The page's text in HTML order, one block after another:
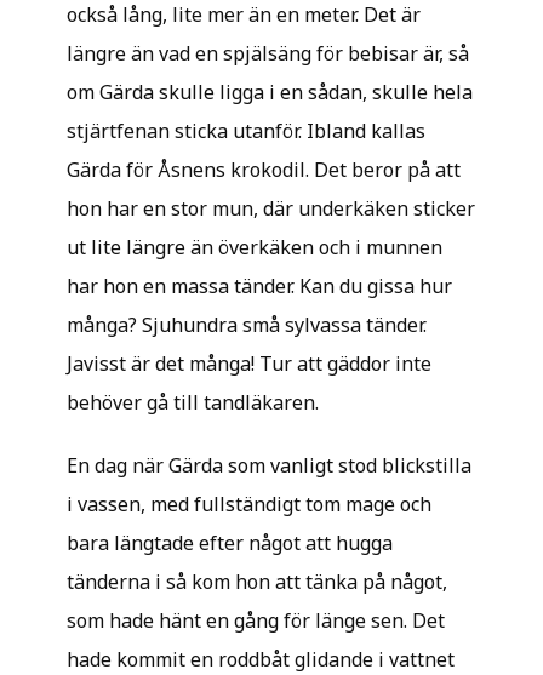
också lång, lite mer än en meter. Det är
längre än vad en spjälsäng för bebisar är, så
om Gärda skulle ligga i en sådan, skulle hela
stjärtfenan sticka utanför. Ibland kallas
Gärda för Åsnens krokodil. Det beror på att
hon har en stor mun, där underkäken sticker
ut lite längre än överkäken och i munnen
har hon en massa tänder. Kan du gissa hur
många? Sjuhundra små sylvassa tänder.
Javisst är det många! Tur att gäddor inte
behöver gå till tandläkaren.
En dag när Gärda som vanligt stod blickstilla
i vassen, med fullständigt tom mage och
bara längtade efter något att hugga
tänderna i så kom hon att tänka på något,
som hade hänt en gång för länge sen. Det
hade kommit en roddbåt glidande i vattnet